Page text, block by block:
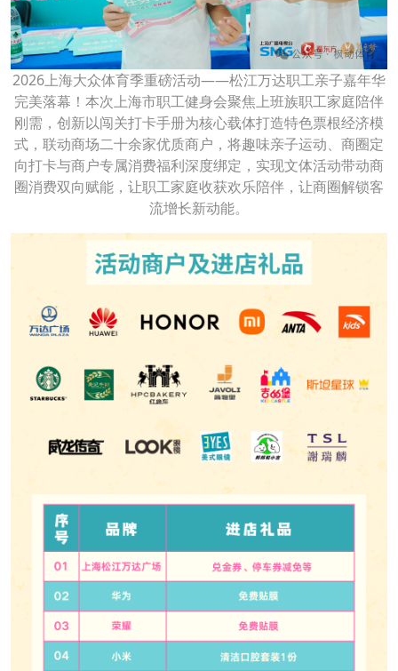
2026上海大众体育季重磅活动——松江万达职工亲子嘉年华
完美落幕！本次上海市职工健身会聚焦上班族职工家庭陪伴
刚需，创新以闯关打卡手册为核心载体打造特色票根经济模
式，联动商场二十余家优质商户，将趣味亲子运动、商圈定
向打卡与商户专属消费福利深度绑定，实现文体活动带动商
圈消费双向赋能，让职工家庭收获欢乐陪伴，让商圈解锁客
流增长新动能。